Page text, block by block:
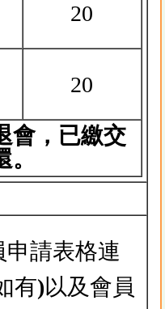
20
20
會，已繳交
請表格連
有)以及會員